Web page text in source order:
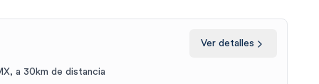
Ver detalles
a 30km de distancia